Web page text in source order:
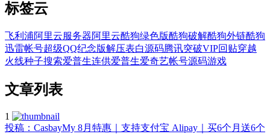
标签云
飞利浦阿里云服务器阿里云酷狗绿色版酷狗破解酷狗外链酷狗
迅雷帐号超级QQ纪念版解压表白源码腾讯突破VIP回贴穿越
火线种子搜索爱普生连供爱普生爱奇艺帐号源码游戏
文章列表
1
投稿：CasbayMy 8月特惠｜支持支付宝 Alipay｜买6个月送6个